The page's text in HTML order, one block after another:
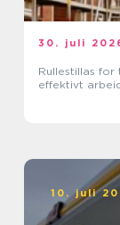
30. juli
Rullestillas
effektivt
10. juli